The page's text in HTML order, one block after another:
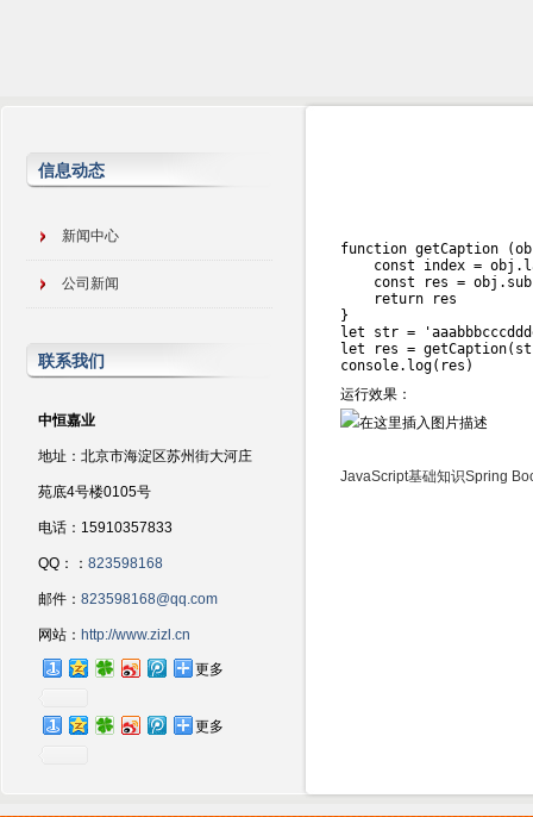
信息动态
新闻中心
公司新闻
联系我们
中恒嘉业
地址：北京市海淀区苏州街大河庄
苑底4号楼0105号
电话：15910357833
QQ：： 823598168
邮件： 823598168@qq.com
网站： http://www.zizl.cn
更多
更多
function getCaption (
const index = obj .
const res = obj .
return
}
let str =
let res = getCaption(
console. log( res )
运行效果：
JavaScript基础知识Spring